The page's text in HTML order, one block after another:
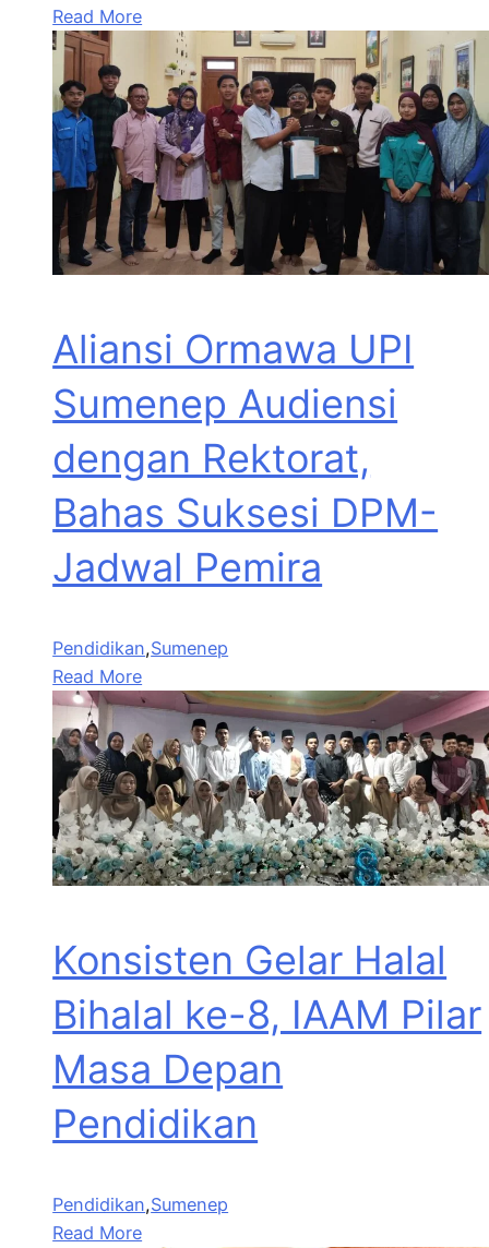
Read More
Aliansi Ormawa UPI
Sumenep Audiensi
dengan Rektorat,
Bahas Suksesi DPM-
Jadwal Pemira
Pendidikan,Sumenep
Read More
Konsisten Gelar Halal
Bihalal ke-8, IAAM Pilar
Masa Depan
Pendidikan
Pendidikan,Sumenep
Read More